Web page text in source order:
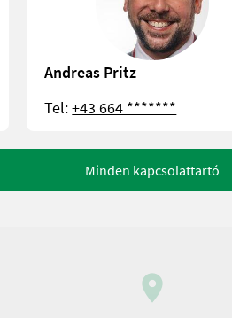
Andreas Pritz
Tel:+43 664 *******
Minden kapcsolattartó